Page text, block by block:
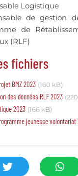
Logistique
de gestion
de
(RLF)
fichiers
BMZ 2023 (160 kB)
des données RLF 2023
2023 (166 kB)
jeunesse volontariat